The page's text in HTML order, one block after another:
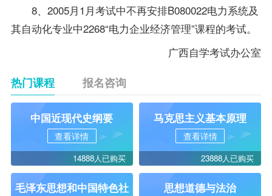
8、2005月1月考试中不再安排B080022电力系统及
其自动化专业中2268“电力企业经济管理”课程的考试。
广西自学考试办公室
热门课程 报名咨询
中国近现代史纲要
查看详情
14888人已购买
马克思主义基本原理
查看详情
23888人已购买
毛泽东思想和中国特色社
思想道德与法治